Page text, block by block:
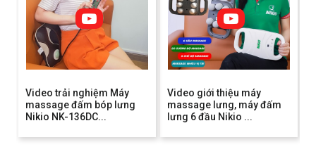
Video trải nghiệm Máy
massage đấm bóp lưng
Nikio NK-136DC...
Video giới thiệu máy
massage lưng, máy đấm
lưng 6 đầu Nikio ...